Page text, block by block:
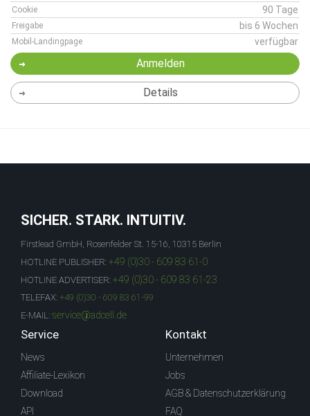
Cookie 90 Tage
Freigabe bis 6 Wochen
Mobil-Landingpage verfügbar
Anmelden
Details
SICHER. STARK. INTUITIV.
Firstlead GmbH, Rosenfelder St. 15-16, 10315 Berlin
HOTLINE PUBLISHER: +49 (0)30 - 609 83 61-0
HOTLINE ADVERTISER: +49 (0)30 - 609 83 61-23
TELEFAX: +49 (0)30 - 609 83 61-99
E-MAIL: service@adcell.de
Service
News
Affiliate-Lexikon
Download
API
Kontakt
Unternehmen
Jobs
AGB & Datenschutzerklärung
FAQ